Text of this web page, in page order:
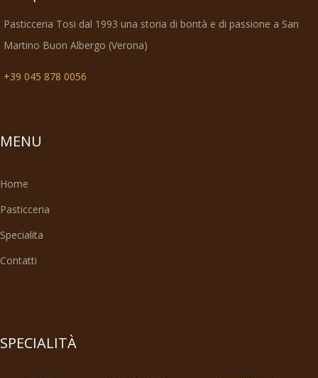
Pasticceria Tosi dal 1993 una storia di bontà e di passione a San
Martino Buon Albergo (Verona)
+39 045 878 0056
MENU
Home
Pasticceria
Specialita
Contatti
SPECIALITÀ